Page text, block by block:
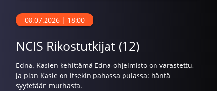
08.07.2026 | 18:00
NCIS Rikostutkijat (12)
Edna. Kasien kehittämä Edna-ohjelmisto on varastettu,
ja pian Kasie on itsekin pahassa pulassa: häntä
syytetään murhasta.